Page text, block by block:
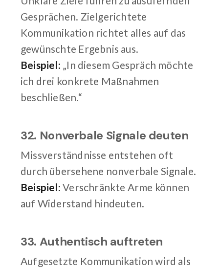
Gesprächen. Zielgerichtete
Kommunikation richtet alles auf das
gewünschte Ergebnis aus.
Beispiel: „In diesem Gespräch möchte
ich drei konkrete Maßnahmen
beschließen.“
32. Nonverbale Signale deuten
Missverständnisse entstehen oft
durch übersehene nonverbale Signale.
Beispiel: Verschränkte Arme können
auf Widerstand hindeuten.
33. Authentisch auftreten
Aufgesetzte Kommunikation wird als